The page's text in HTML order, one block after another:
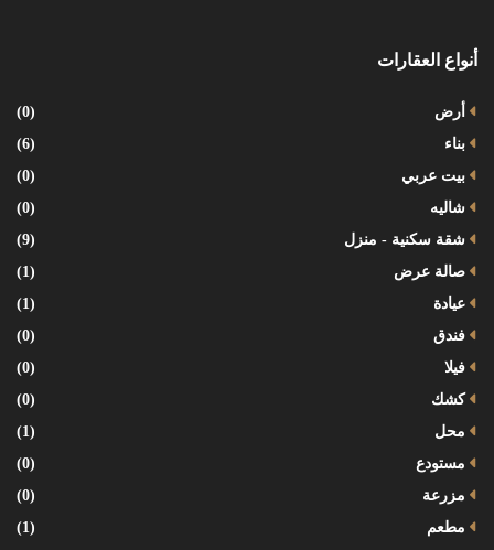
أنواع العقارات
أرض
(0)
بناء
(6)
بيت عربي
(0)
شاليه
(0)
شقة سكنية - منزل
(9)
صالة عرض
(1)
عيادة
(1)
فندق
(0)
فيلا
(0)
كشك
(0)
محل
(1)
مستودع
(0)
مزرعة
(0)
مطعم
(1)